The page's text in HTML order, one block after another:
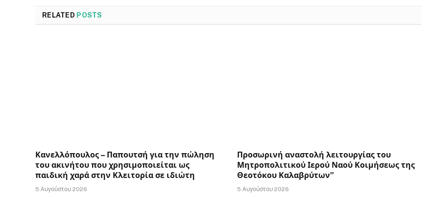
RELATED POSTS
Κανελλόπουλος – Παπουτσή για την πώληση
του ακινήτου που χρησιμοποιείται ως
παιδική χαρά στην Κλειτορία σε ιδιώτη
5 Αυγούστου 2026
Προσωρινή αναστολή λειτουργίας του
Μητροπολιτικού Ιερού Ναού Κοιμήσεως της
Θεοτόκου Καλαβρύτων”
5 Αυγούστου 2026